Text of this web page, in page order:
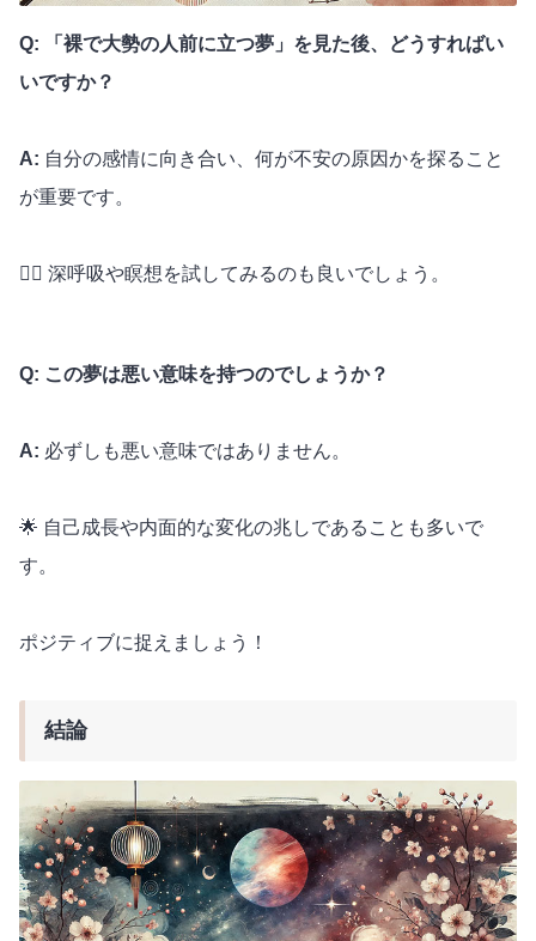
Q: 「裸で大勢の人前に立つ夢」を見た後、どうすればい
いですか？
A: 自分の感情に向き合い、何が不安の原因かを探ること
が重要です。
🧘‍♂️ 深呼吸や瞑想を試してみるのも良いでしょう。
Q: この夢は悪い意味を持つのでしょうか？
A: 必ずしも悪い意味ではありません。
🌟 自己成長や内面的な変化の兆しであることも多いで
す。
ポジティブに捉えましょう！
結論